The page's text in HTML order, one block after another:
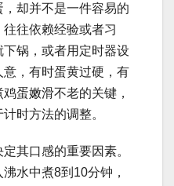
却并不是一件容易的
往依赖经验或者习
锅，或者用定时器设
，有时蛋黄过硬，有
蛋嫩滑不老的关键，
时方法的调整。
其口感的重要因素。
水中煮8到10分钟，